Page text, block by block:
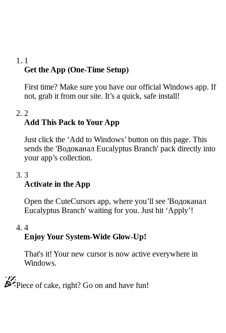
1
Get the App (One-Time Setup)
First time? Make sure you have our official Windows app. If
not, grab it from our site. It’s a quick, safe install!
2
Add This Pack to Your App
Just click the ‘Add to Windows’ button on this page. This
sends the 'Водоканал Eucalyptus Branch' pack directly into
your app’s collection.
3
Activate in the App
Open the CuteCursors app, where you’ll see 'Водоканал
Eucalyptus Branch' waiting for you. Just hit ‘Apply’!
4
Enjoy Your System-Wide Glow-Up!
That's it! Your new cursor is now active everywhere in
Windows.
Piece of cake, right? Go on and have fun!